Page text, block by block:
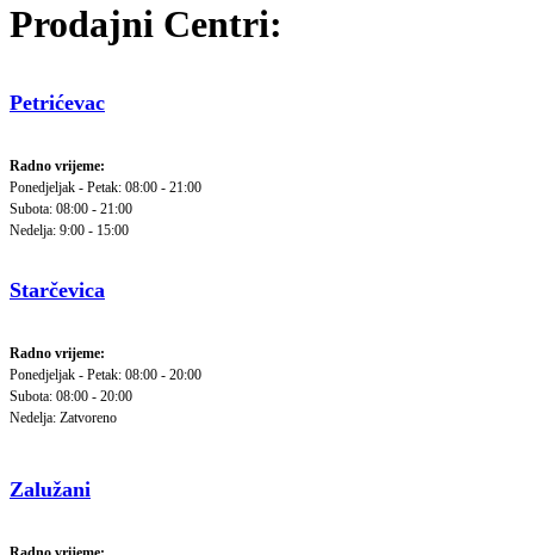
Prodajni Centri:
Petrićevac
Radno vrijeme:
Ponedjeljak - Petak: 08:00 - 21:00
Subota: 08:00 - 21:00
Nedelja: 9:00 - 15:00
Starčevica
Radno vrijeme:
Ponedjeljak - Petak: 08:00 - 20:00
Subota: 08:00 - 20:00
Nedelja: Zatvoreno
Zalužani